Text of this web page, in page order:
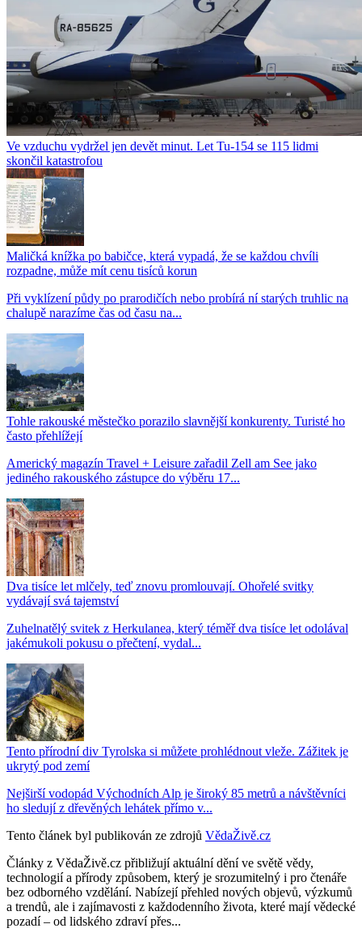
Ve vzduchu vydržel jen devět minut. Let Tu-154 se 115 lidmi
skončil katastrofou
Maličká knížka po babičce, která vypadá, že se každou chvíli
rozpadne, může mít cenu tisíců korun
Při vyklízení půdy po prarodičích nebo probírá ní starých truhlic na
chalupě narazíme čas od času na...
Tohle rakouské městečko porazilo slavnější konkurenty. Turisté ho
často přehlížejí
Americký magazín Travel + Leisure zařadil Zell am See jako
jediného rakouského zástupce do výběru 17...
Dva tisíce let mlčely, teď znovu promlouvají. Ohořelé svitky
vydávají svá tajemství
Zuhelnatělý svitek z Herkulanea, který téměř dva tisíce let odolával
jakémukoli pokusu o přečtení, vydal...
Tento přírodní div Tyrolska si můžete prohlédnout vleže. Zážitek je
ukrytý pod zemí
Nejširší vodopád Východních Alp je široký 85 metrů a návštěvníci
ho sledují z dřevěných lehátek přímo v...
Tento článek byl publikován ze zdrojů VědaŽivě.cz
Články z VědaŽivě.cz přibližují aktuální dění ve světě vědy,
technologií a přírody způsobem, který je srozumitelný i pro čtenáře
bez odborného vzdělání. Nabízejí přehled nových objevů, výzkumů
a trendů, ale i zajímavosti z každodenního života, které mají vědecké
pozadí – od lidského zdraví přes...